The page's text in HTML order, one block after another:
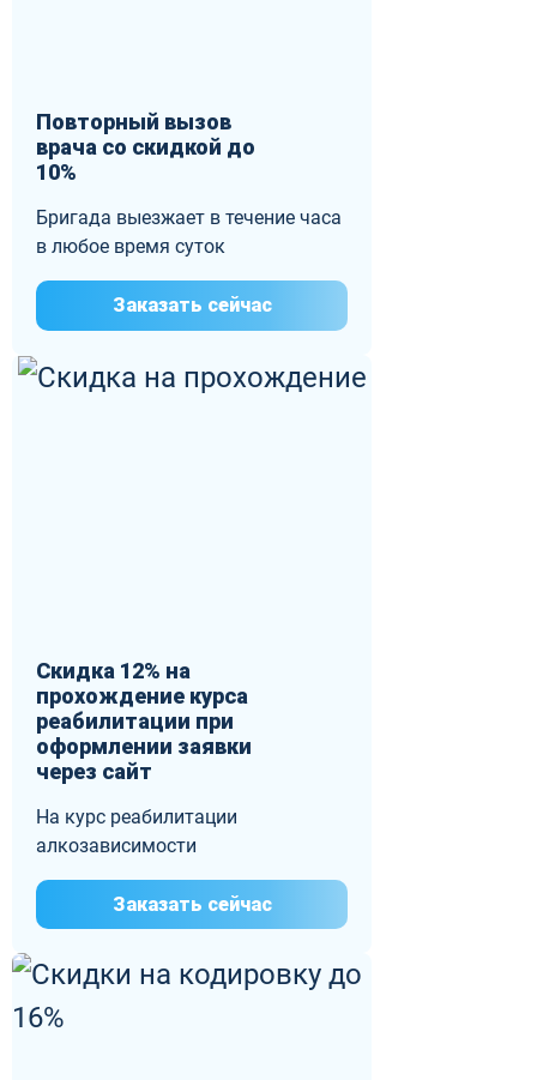
Повторный вызов
врача со скидкой до
10%
Бригада выезжает в течение часа
в любое время суток
Заказать сейчас
Скидка 12% на
прохождение курса
реабилитации при
оформлении заявки
через сайт
На курс реабилитации
алкозависимости
Заказать сейчас